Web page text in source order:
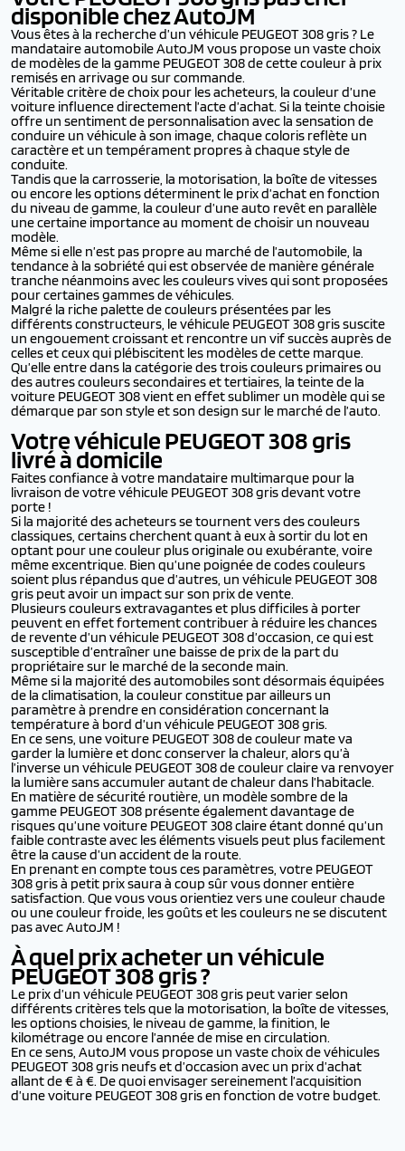
disponible chez AutoJM
Vous êtes à la recherche d’un véhicule PEUGEOT 308 gris ? Le
mandataire automobile AutoJM vous propose un vaste choix
de modèles de la gamme PEUGEOT 308 de cette couleur à prix
remisés en arrivage ou sur commande.
Véritable critère de choix pour les acheteurs, la couleur d’une
voiture influence directement l’acte d’achat. Si la teinte choisie
offre un sentiment de personnalisation avec la sensation de
conduire un véhicule à son image, chaque coloris reflète un
caractère et un tempérament propres à chaque style de
conduite.
Tandis que la carrosserie, la motorisation, la boîte de vitesses
ou encore les options déterminent le prix d’achat en fonction
du niveau de gamme, la couleur d’une auto revêt en parallèle
une certaine importance au moment de choisir un nouveau
modèle.
Même si elle n’est pas propre au marché de l’automobile, la
tendance à la sobriété qui est observée de manière générale
tranche néanmoins avec les couleurs vives qui sont proposées
pour certaines gammes de véhicules.
Malgré la riche palette de couleurs présentées par les
différents constructeurs, le véhicule PEUGEOT 308 gris suscite
un engouement croissant et rencontre un vif succès auprès de
celles et ceux qui plébiscitent les modèles de cette marque.
Qu’elle entre dans la catégorie des trois couleurs primaires ou
des autres couleurs secondaires et tertiaires, la teinte de la
voiture PEUGEOT 308 vient en effet sublimer un modèle qui se
démarque par son style et son design sur le marché de l’auto.
Votre véhicule PEUGEOT 308 gris
livré à domicile
Faites confiance à votre mandataire multimarque pour la
livraison de votre véhicule PEUGEOT 308 gris devant votre
porte !
Si la majorité des acheteurs se tournent vers des couleurs
classiques, certains cherchent quant à eux à sortir du lot en
optant pour une couleur plus originale ou exubérante, voire
même excentrique. Bien qu’une poignée de codes couleurs
soient plus répandus que d’autres, un véhicule PEUGEOT 308
gris peut avoir un impact sur son prix de vente.
Plusieurs couleurs extravagantes et plus difficiles à porter
peuvent en effet fortement contribuer à réduire les chances
de revente d’un véhicule PEUGEOT 308 d’occasion, ce qui est
susceptible d’entraîner une baisse de prix de la part du
propriétaire sur le marché de la seconde main.
Même si la majorité des automobiles sont désormais équipées
de la climatisation, la couleur constitue par ailleurs un
paramètre à prendre en considération concernant la
température à bord d’un véhicule PEUGEOT 308 gris.
En ce sens, une voiture PEUGEOT 308 de couleur mate va
garder la lumière et donc conserver la chaleur, alors qu’à
l’inverse un véhicule PEUGEOT 308 de couleur claire va renvoyer
la lumière sans accumuler autant de chaleur dans l’habitacle.
En matière de sécurité routière, un modèle sombre de la
gamme PEUGEOT 308 présente également davantage de
risques qu’une voiture PEUGEOT 308 claire étant donné qu’un
faible contraste avec les éléments visuels peut plus facilement
être la cause d’un accident de la route.
En prenant en compte tous ces paramètres, votre PEUGEOT
308 gris à petit prix saura à coup sûr vous donner entière
satisfaction. Que vous vous orientiez vers une couleur chaude
ou une couleur froide, les goûts et les couleurs ne se discutent
pas avec AutoJM !
À quel prix acheter un véhicule
PEUGEOT 308gris ?
Le prix d’un véhicule PEUGEOT 308 gris peut varier selon
différents critères tels que la motorisation, la boîte de vitesses,
les options choisies, le niveau de gamme, la finition, le
kilométrage ou encore l’année de mise en circulation.
En ce sens, AutoJM vous propose un vaste choix de véhicules
PEUGEOT 308 gris neufs et d’occasion avec un prix d’achat
allant de € à €. De quoi envisager sereinement l’acquisition
d’une voiture PEUGEOT 308 gris en fonction de votre budget.